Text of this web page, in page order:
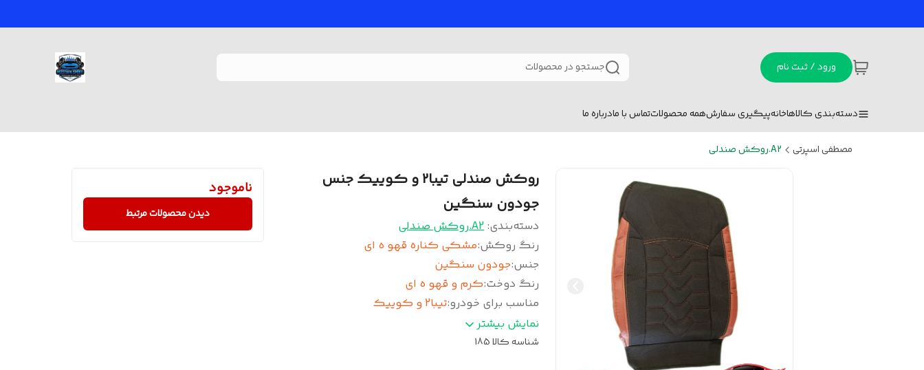
ورود / ثبت نام جستجو در محصولات
دسته‌بندی کالاهاخانهپیگیری سفارشهمه محصولاتتماس با مادرباره ما
مصطفی اسپرتی A2.روکش صندلی
روکش صندلی تیبا2 و کوییک جنس
جودون سنگین
دسته‌بندی:A2.روکش صندلی
رنگ روکش:مشکی کناره قهو ه ای
جنس:جودون سنگین
رنگ دوخت:کرم و قهو ه ای
مناسب برای خودرو:تیبا2 و کوییک
پارکار پشت صندلی
نمایش بیشتر
شناسه کالا185
ناموجود
دیدن محصولات مرتبط